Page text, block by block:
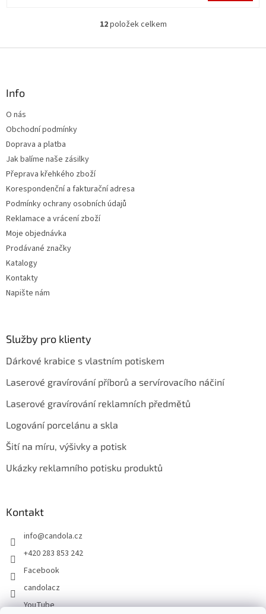
O
l
ý
12položek celkem
Info
O nás
Obchodní podmínky
Doprava a platba
Jak balíme naše zásilky
Přeprava křehkého zboží
Korespondenční a fakturační adresa
Podmínky ochrany osobních údajů
Reklamace a vrácení zboží
Moje objednávka
Prodávané značky
Katalogy
Kontakty
Napište nám
Služby pro klienty
Dárkové krabice s vlastním potiskem
Laserové gravírování příborů a servírovacího náčiní
Laserové gravírování reklamních předmětů
Logování porcelánu a skla
Šití na míru, výšivky a potisk
Ukázky reklamního potisku produktů
Kontakt
info@candola.cz
+420 283 853 242
Facebook
candolacz
YouTube